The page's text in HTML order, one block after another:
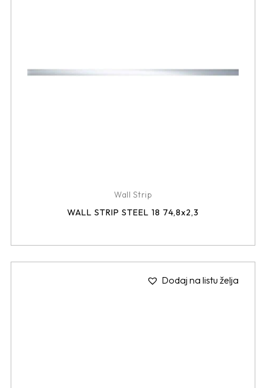
Wall Strip
WALL STRIP STEEL 18 74,8x2,3
Dodaj na listu želja